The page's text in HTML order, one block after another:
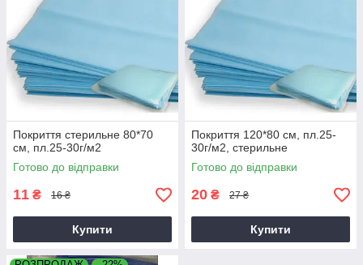
Покриття стерильне 80*70
см, пл.25-30г/м2
Готово до відправки
11 ₴ 16 ₴
Купити
Покриття 120*80 см, пл.25-
30г/м2, стерильне
Готово до відправки
20 ₴ 27 ₴
Купити